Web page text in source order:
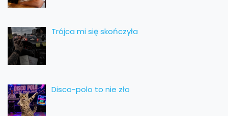
Trójca mi się skończyła
Disco-polo to nie zło